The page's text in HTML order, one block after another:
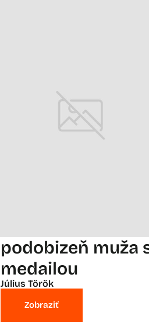
podobizeň muža
medailou
Július Török
Zobraziť